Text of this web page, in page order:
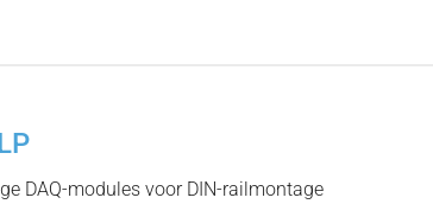
DAQ-modules voor DIN-railmontage